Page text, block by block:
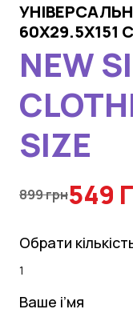
60X29.5X151
NEW
SIZE
899 грн549
Обрати
Ваше і’мя